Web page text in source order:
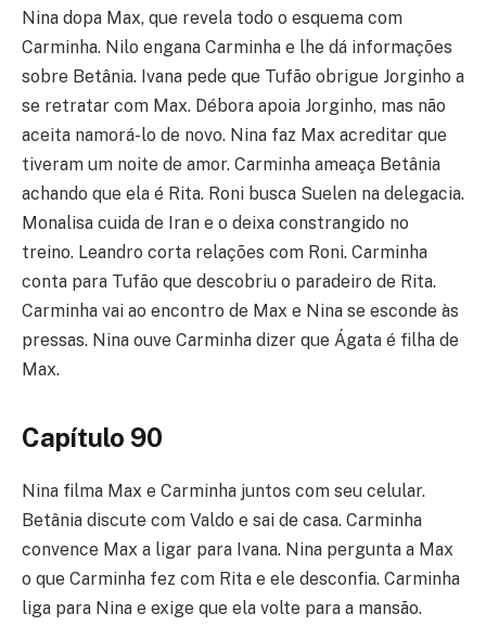
Nina dopa Max, que revela todo o esquema com
Carminha. Nilo engana Carminha e lhe dá informações
sobre Betânia. Ivana pede que Tufão obrigue Jorginho a
se retratar com Max. Débora apoia Jorginho, mas não
aceita namorá-lo de novo. Nina faz Max acreditar que
tiveram um noite de amor. Carminha ameaça Betânia
achando que ela é Rita. Roni busca Suelen na delegacia.
Monalisa cuida de Iran e o deixa constrangido no
treino. Leandro corta relações com Roni. Carminha
conta para Tufão que descobriu o paradeiro de Rita.
Carminha vai ao encontro de Max e Nina se esconde às
pressas. Nina ouve Carminha dizer que Ágata é filha de
Max.
Capítulo 90
Nina filma Max e Carminha juntos com seu celular.
Betânia discute com Valdo e sai de casa. Carminha
convence Max a ligar para Ivana. Nina pergunta a Max
o que Carminha fez com Rita e ele desconfia. Carminha
liga para Nina e exige que ela volte para a mansão.